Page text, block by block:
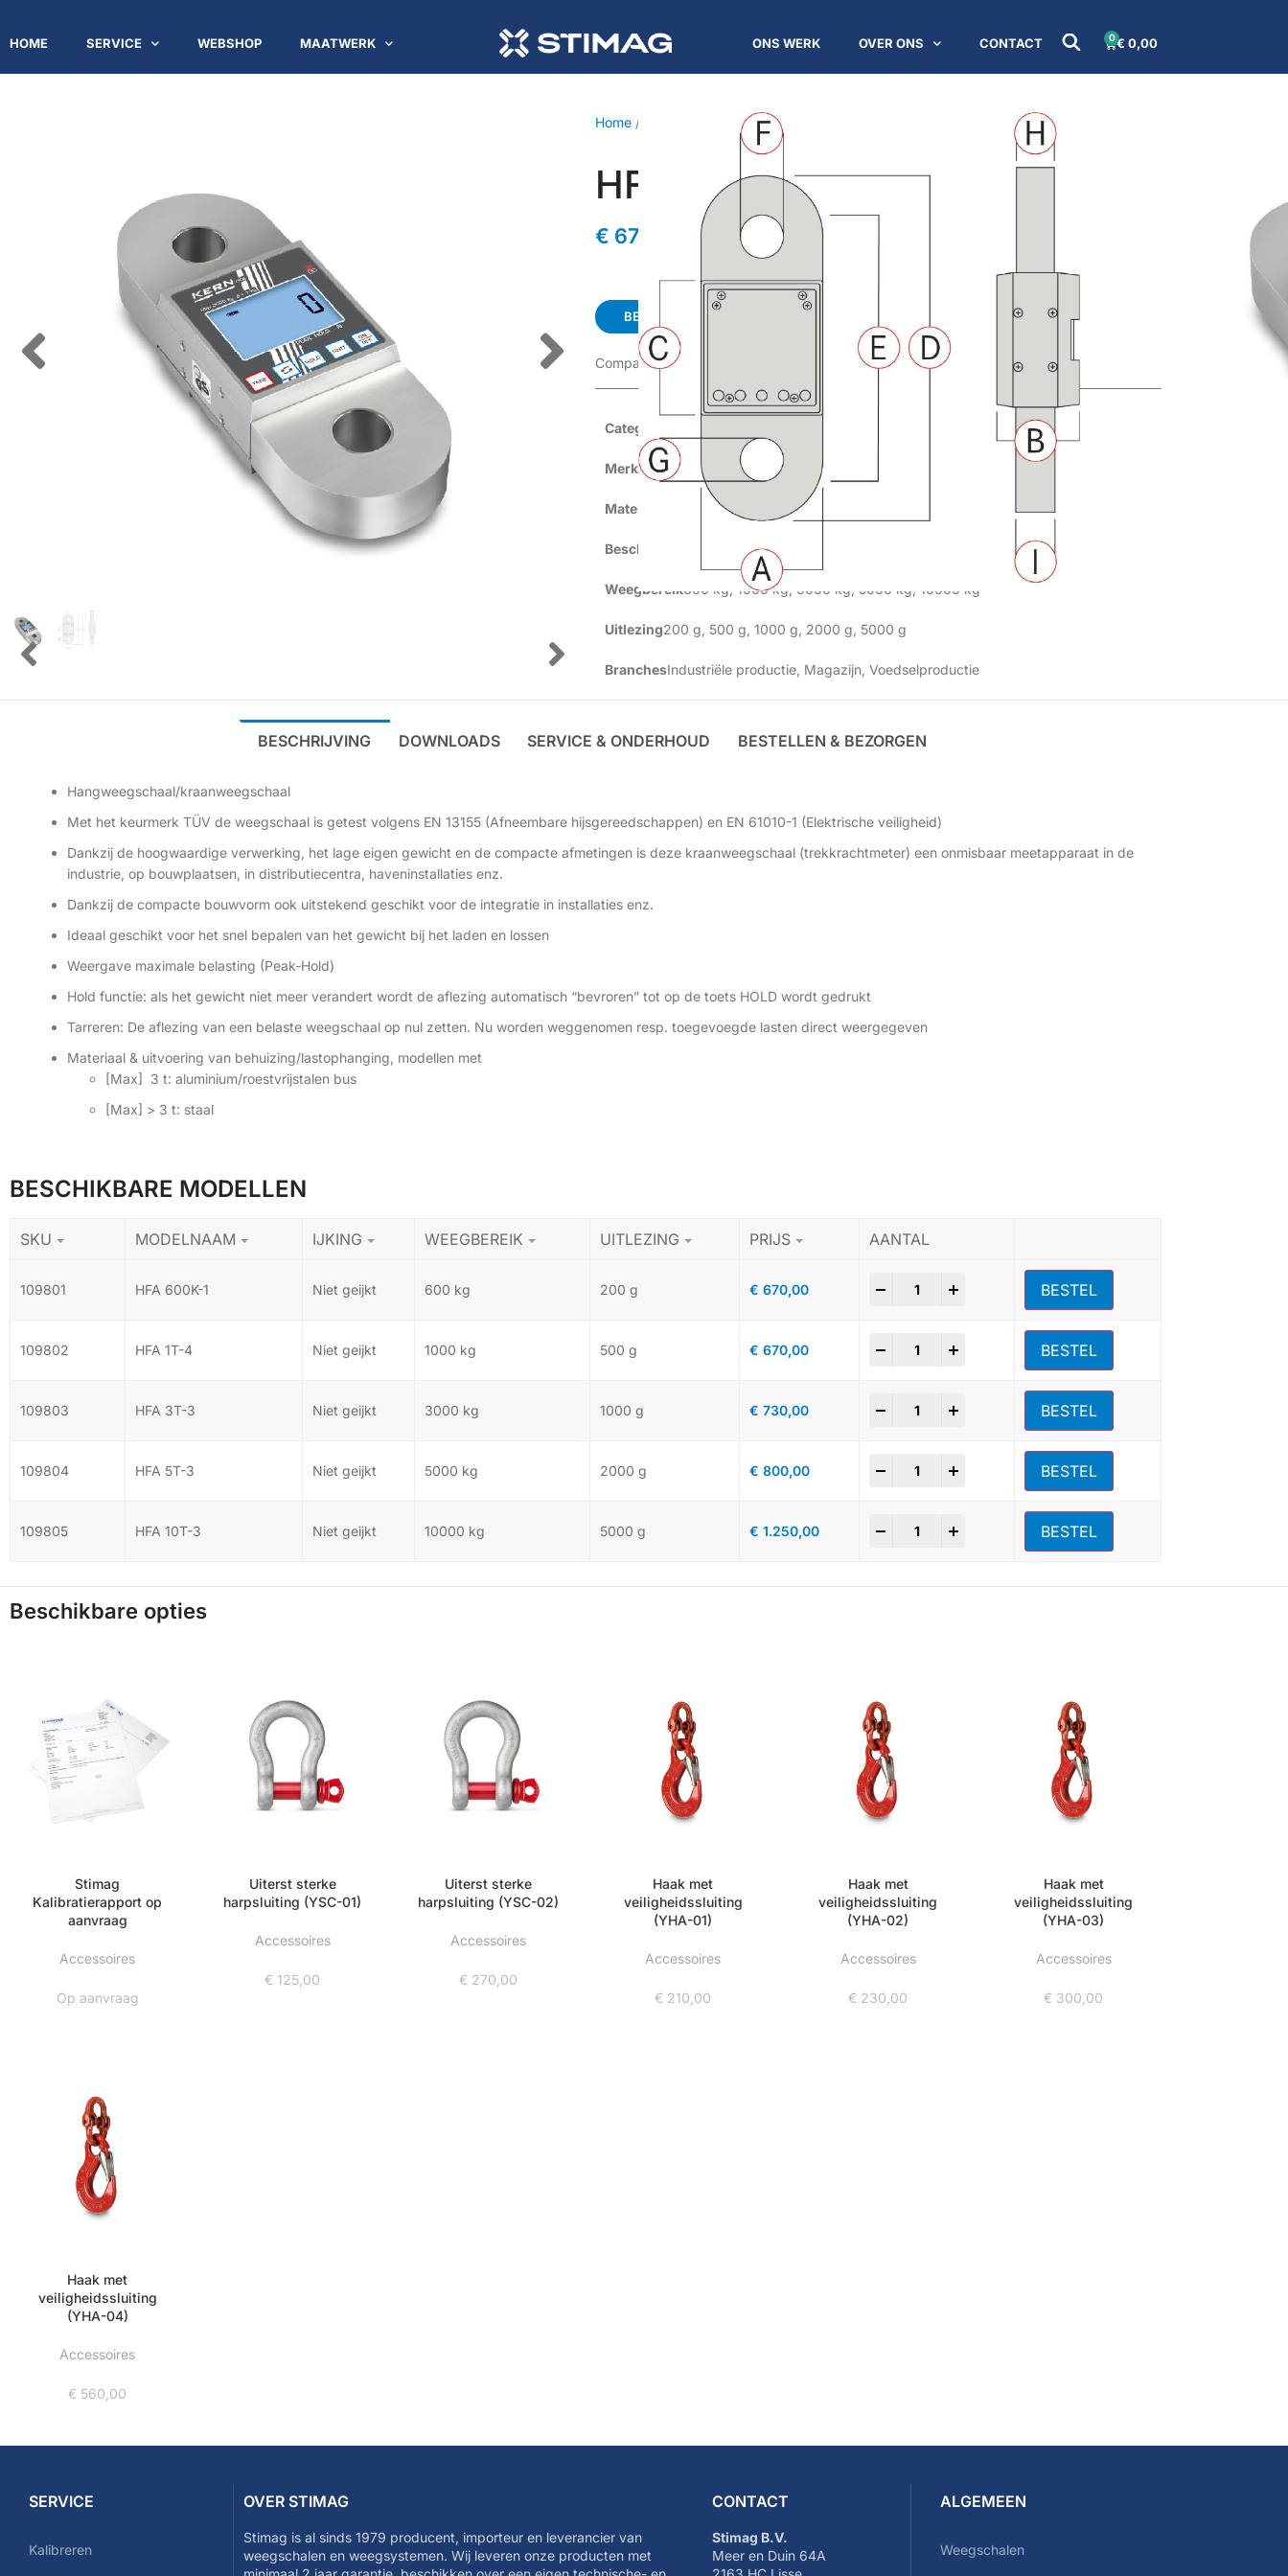
HOME SERVICE WEBSHOP MAATWERK ONS WERK OVER ONS CONTACT € 0,00
0
Home / Kraanweegschaal / HFA
HFA
€ 670,00 1.250,00
BEKIJK DE MODELLEN
Compacte kraanweegschaal tot 10 ton met geïntegreerd display
Categorieën
MerkKern
Materiaal Staal met coating
Beschermklasse < IP65
Weegbereik600 kg 1000 kg 3000 kg 5000 kg 10000 kg
Uitlezing200 g 500 g 1000 g 2000 g 5000 g
BranchesIndustriële productie Magazijn Voedselproductie
BESCHRIJVING DOWNLOADS SERVICE & ONDERHOUD BESTELLEN & BEZORGEN
Hangweegschaal/kraanweegschaal
Met het keurmerk TÜV de weegschaal is getest volgens EN 13155 (Afneembare hijsgereedschappen) en EN 61010-1 (Elektrische veiligheid)
Dankzij de hoogwaardige verwerking, het lage eigen gewicht en de compacte afmetingen is deze kraanweegschaal (trekkrachtmeter) een onmisbaar meetapparaat in de
industrie, op bouwplaatsen, in distributiecentra, haveninstallaties enz.
Dankzij de compacte bouwvorm ook uitstekend geschikt voor de integratie in installaties enz.
Ideaal geschikt voor het snel bepalen van het gewicht bij het laden en lossen
Weergave maximale belasting (Peak-Hold)
Hold functie: als het gewicht niet meer verandert wordt de aflezing automatisch “bevroren” tot op de toets HOLD wordt gedrukt
Tarreren: De aflezing van een belaste weegschaal op nul zetten. Nu worden weggenomen resp. toegevoegde lasten direct weergegeven
Materiaal & uitvoering van behuizing/lastophanging, modellen met
[Max] 3 t: aluminium/roestvrijstalen bus
[Max] > 3 t: staal
BESCHIKBARE MODELLEN
SKU MODELNAAM IJKING WEEGBEREIK UITLEZING PRIJS AANTAL
109801 HFA 600K-1 Niet geijkt 600 kg 200 g € 670,00 BESTEL
109802 HFA 1T-4 Niet geijkt 1000 kg 500 g € 670,00 BESTEL
109803 HFA 3T-3 Niet geijkt 3000 kg 1000 g € 730,00 BESTEL
109804 HFA 5T-3 Niet geijkt 5000 kg 2000 g € 800,00 BESTEL
109805 HFA 10T-3 Niet geijkt 10000 kg 5000 g € 1.250,00 BESTEL
Beschikbare opties
Stimag
Kalibratierapport op
aanvraag
Accessoires
Op aanvraag
Uiterst sterke
harpsluiting (YSC-01)
Accessoires
€ 125,00
Uiterst sterke
harpsluiting (YSC-02)
Accessoires
€ 270,00
Haak met
veiligheidssluiting
(YHA-01)
Accessoires
€ 210,00
Haak met
veiligheidssluiting
(YHA-02)
Accessoires
€ 230,00
Haak met
veiligheidssluiting
(YHA-03)
Accessoires
€ 300,00
Haak met
veiligheidssluiting
(YHA-04)
Accessoires
€ 560,00
SERVICE
Kalibreren
OVER STIMAG
Stimag is al sinds 1979 producent, importeur en leverancier van
weegschalen en weegsystemen. Wij leveren onze producten met
CONTACT
Stimag B.V.
Meer en Duin 64A
ALGEMEEN
Weegschalen